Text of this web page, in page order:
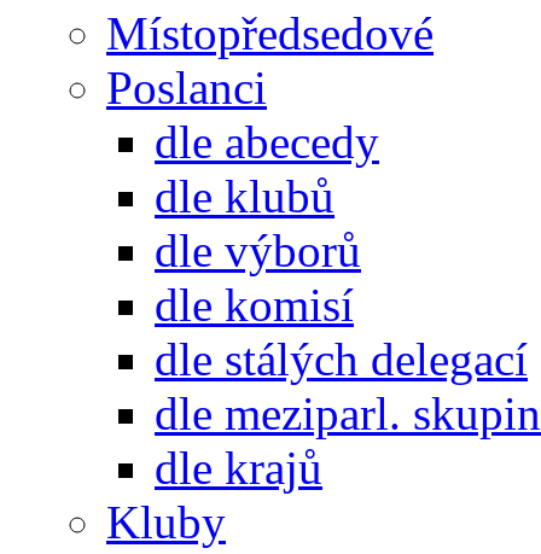
Místopředsedové
Poslanci
dle abecedy
dle klubů
dle výborů
dle komisí
dle stálých delegací
dle meziparl. skupin
dle krajů
Kluby